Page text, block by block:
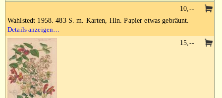
Wahlstedt 1958. 483 S. m. Karten, Hln. Papier etwas gebräunt.
Details anzeigen…
10,--
15,--